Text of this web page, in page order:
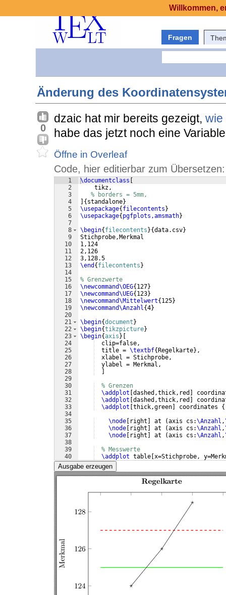
Fragen
Änderung des
0
dzaic hat mir bereits gezeigt, wie
habe das jetzt noch eine
Öffne in Overleaf
Code, hier editierbar zum Übersetzen:
1
2
3
4
5
6
7
8
9
10
11
12
13
14
15
16
17
18
19
20
21
22
23
24
25
26
27
28
29
30
31
32
33
34
35
36
37
38
39
40
41
\documentclass
    tikz,
% borders = 5mm,
{ standalone}
\usepackage{ filecontents }
\usepackage{ pgfplots,amsmath}
\begin{ filecontents }{data.csv}
Stichprobe,Merkmal
1,124
2,126
3,128.5
\end { filecontents }
% Grenzwerte
\newcommand\OEG{ 127}
\newcommand\UEG{ 123}
\newcommand\Mittelwert{ 125}
\newcommand\Anzahl{4}
\begin{document }
\begin{tikzpicture}
\begin{axis }
  clip=false,
  title =
\textbf{ Regelkarte} ,
  xlabel = Stichprobe,
  ylabel = Merkmal,
% Grenzen
\addplot dashed,thick,red
\addplot dashed,thick,red
\addplot thick,green coordinates {
\node
right at (axis cs:\Anzahl ,
\node
right at (axis cs:\Anzahl ,
\node
right at (axis cs:\Anzahl ,
% Messwerte
\addplot table x=Stichprobe,
\end{axis
Ausgabe erzeugen
Willkommen,